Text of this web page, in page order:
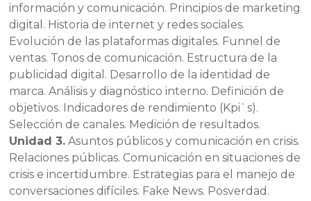
información y comunicación. Principios de marketing
digital. Historia de internet y redes sociales.
Evolución de las plataformas digitales. Funnel de
ventas. Tonos de comunicación. Estructura de la
publicidad digital. Desarrollo de la identidad de
marca. Análisis y diagnóstico interno. Definición de
objetivos. Indicadores de rendimiento (Kpi`s).
Selección de canales. Medición de resultados.
Unidad 3. Asuntos públicos y comunicación en crisis.
Relaciones públicas. Comunicación en situaciones de
crisis e incertidumbre. Estrategias para el manejo de
conversaciones difíciles. Fake News. Posverdad.